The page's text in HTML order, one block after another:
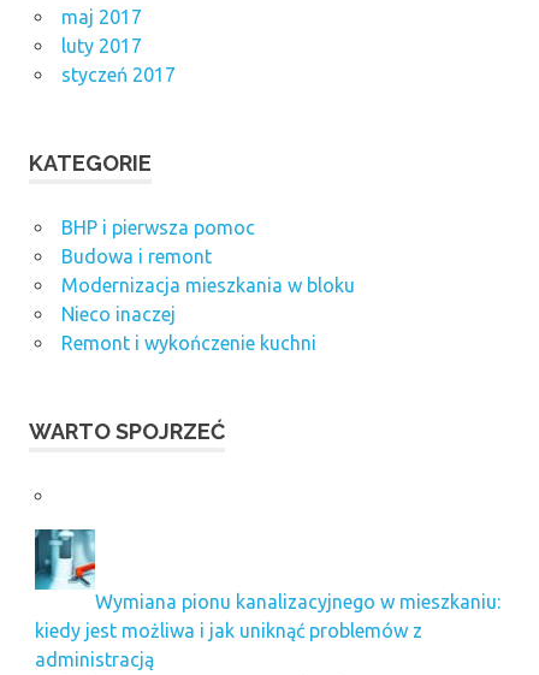
maj 2017
luty 2017
styczeń 2017
KATEGORIE
BHP i pierwsza pomoc
Budowa i remont
Modernizacja mieszkania w bloku
Nieco inaczej
Remont i wykończenie kuchni
WARTO SPOJRZEĆ
Wymiana pionu kanalizacyjnego w mieszkaniu:
kiedy jest możliwa i jak uniknąć problemów z
administracją